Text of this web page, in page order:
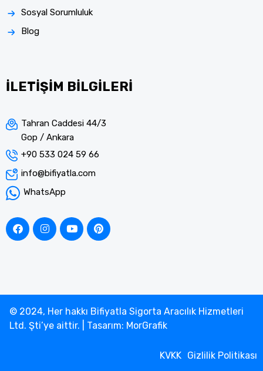
Sosyal Sorumluluk
Blog
İLETİŞİM BİLGİLERİ
Tahran Caddesi 44/3
Gop / Ankara
+90 533 024 59 66
info@bifiyatla.com
WhatsApp
© 2024, Her hakkı Bifiyatla Sigorta Aracılık Hizmetleri
Ltd. Şti’ye aittir. | Tasarım: MorGrafik
KVKK Gizlilik Politikası